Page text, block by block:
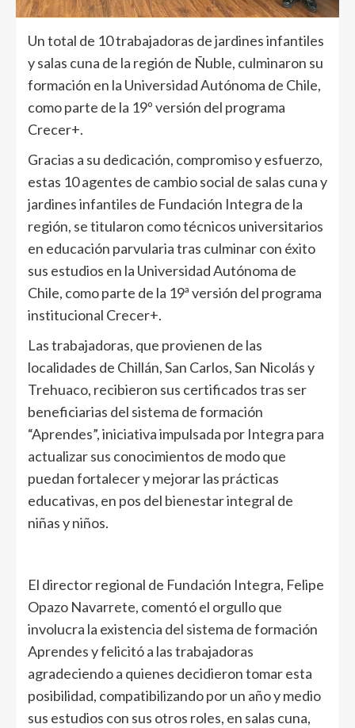
Un total de 10 trabajadoras de jardines infantiles
y salas cuna de la región de Ñuble, culminaron su
formación en la Universidad Autónoma de Chile,
como parte de la 19º versión del programa
Crecer+.
Gracias a su dedicación, compromiso y esfuerzo,
estas 10 agentes de cambio social de salas cuna y
jardines infantiles de Fundación Integra de la
región, se titularon como técnicos universitarios
en educación parvularia tras culminar con éxito
sus estudios en la Universidad Autónoma de
Chile, como parte de la 19ª versión del programa
institucional Crecer+.
Las trabajadoras, que provienen de las
localidades de Chillán, San Carlos, San Nicolás y
Trehuaco, recibieron sus certificados tras ser
beneficiarias del sistema de formación
“Aprendes”, iniciativa impulsada por Integra para
actualizar sus conocimientos de modo que
puedan fortalecer y mejorar las prácticas
educativas, en pos del bienestar integral de
niñas y niños.
El director regional de Fundación Integra, Felipe
Opazo Navarrete, comentó el orgullo que
involucra la existencia del sistema de formación
Aprendes y felicitó a las trabajadoras
agradeciendo a quienes decidieron tomar esta
posibilidad, compatibilizando por un año y medio
sus estudios con sus otros roles, en salas cuna,